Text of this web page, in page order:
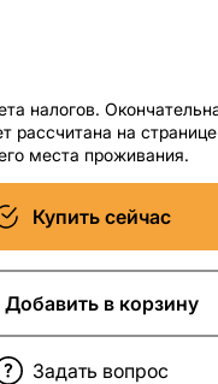
налогов.
рассчитана на
места проживания.
Купить сейчас
Добавить в корзину
Задать вопрос